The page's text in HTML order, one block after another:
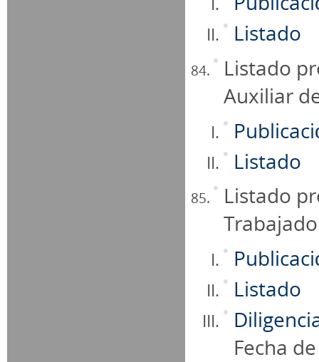
Listado
Listado
Auxiliar
Listado
Listado
Listado
Fecha